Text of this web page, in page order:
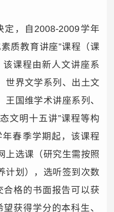
定，自2008-2009学年
质教育讲座”课程（课
课程由新人文讲座系
世界文学系列、出土文
国维学术讲座系列、
文明十五讲”课程等构
春季学期起，该课程
上选课（研究生需按照
计划），选听签到次数
格的书面报告可以获
获得学分的本科生、